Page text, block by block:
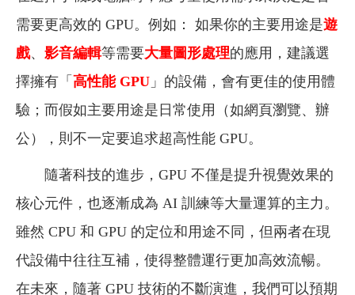
需要更高效的 GPU。例如： 如果你的主要用途是遊
戲、 影音編輯等需要大量圖形處理的應用，建議選
擇擁有「 高性能 GPU 」的設備，會有更佳的使用體
驗；而假如主要用途是日常使用（如網頁瀏覽、辦
公），則不一定要追求超高性能 GPU。
隨著科技的進步，GPU 不僅是提升視覺效果的
核心元件，也逐漸成為 AI 訓練等大量運算的主力。
雖然 CPU 和 GPU 的定位和用途不同，但兩者在現
代設備中往往互補，使得整體運行更加高效流暢。
在未來，隨著 GPU 技術的不斷演進，我們可以預期